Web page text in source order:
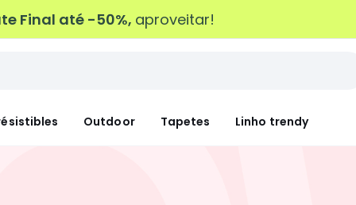
Final até -50%, aproveitar!
Outdoor Tapetes Linho trendy